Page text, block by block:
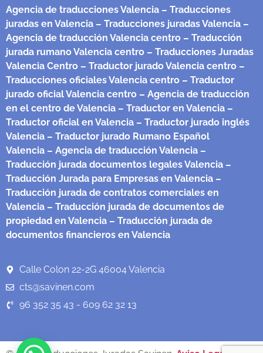
Agencia de traducciones Valencia – Traducciones
juradas en Valencia – Traducciones juradas Valencia –
Agencia de traducción Valencia centro – Traducción
jurada rumano Valencia centro – Traducciones Juradas
Valencia Centro – Traductor jurado Valencia centro –
Traducciones oficiales Valencia centro – Traductor
jurado oficial Valencia centro – Agencia de traducción
en el centro de Valencia – Traductor en Valencia –
Traductor oficial en Valencia – Traductor jurado inglés
Valencia – Traductor jurado Rumano Español
Valencia – Agencia de traducción Valencia –
Traducción jurada documentos legales Valencia –
Traducción Jurada para Empresas en Valencia –
Traducción jurada de contratos comerciales en
Valencia – Traducción jurada de documentos de
propiedad en Valencia – Traducción jurada de
documentos financieros en Valencia
Calle Colon 22-2G 46004 Valencia
cts@savinen.com
96 352 35 43 - 609 62 32 13